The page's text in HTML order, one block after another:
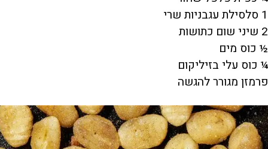
1 סלסילת עגבניות שרי
2 שיני שום כתושות
½ כוס מים
¼ כוס עלי בזיליקום
פרמזן מגורר להגשה